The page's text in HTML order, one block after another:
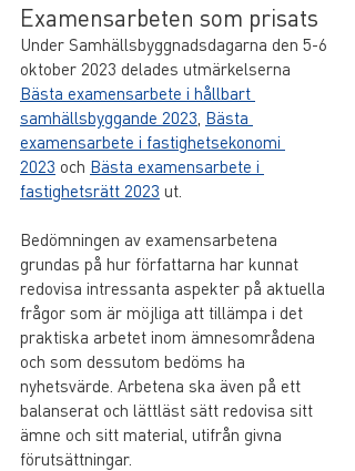
Examensarbeten som prisats
Under Samhällsbyggnadsdagarna den 5-6
oktober 2023 delades utmärkelserna
Bästa examensarbete i hållbart
samhällsbyggande 2023 Bästa
examensarbete i fastighetsekonomi
2023 och Bästa examensarbete i
fastighetsrätt 2023 ut.
Bedömningen av examensarbetena
grundas på hur författarna har kunnat
redovisa intressanta aspekter på aktuella
frågor som är möjliga att tillämpa i det
praktiska arbetet inom ämnesområdena
och som dessutom bedöms ha
nyhetsvärde. Arbetena ska även på ett
balanserat och lättläst sätt redovisa sitt
ämne och sitt material, utifrån givna
förutsättningar.